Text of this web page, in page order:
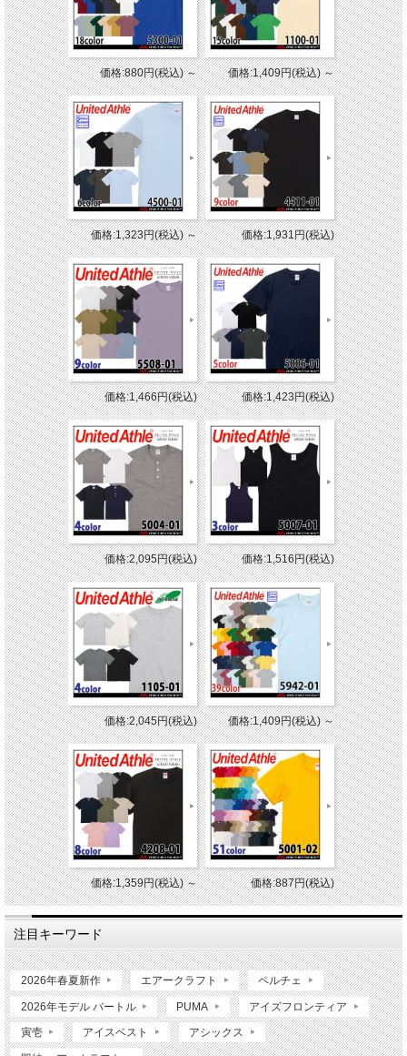
価格:880円(税込)～ 価格:1,409円(税込)～
価格:1,323円(税込)～ 価格:1,931円(税込)
価格:1,466円(税込) 価格:1,423円(税込)
価格:2,095円(税込) 価格:1,516円(税込)
価格:2,045円(税込) 価格:1,409円(税込)～
価格:1,359円(税込)～ 価格:887円(税込)
注目キーワード
2026年春夏新作 エアークラフト ペルチェ
2026年モデル バートル PUMA アイズフロンティア
寅壱 アイスベスト アシックス